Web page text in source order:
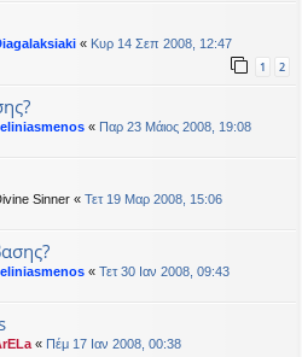
« Κυρ 14 Σεπ 2008, 12:47
1 2
« Παρ 23 Μάιος 2008, 19:08
Sinner « Τετ 19 Μαρ 2008, 15:06
« Τετ 30 Ιαν 2008, 09:43
« Πέμ 17 Ιαν 2008, 00:38